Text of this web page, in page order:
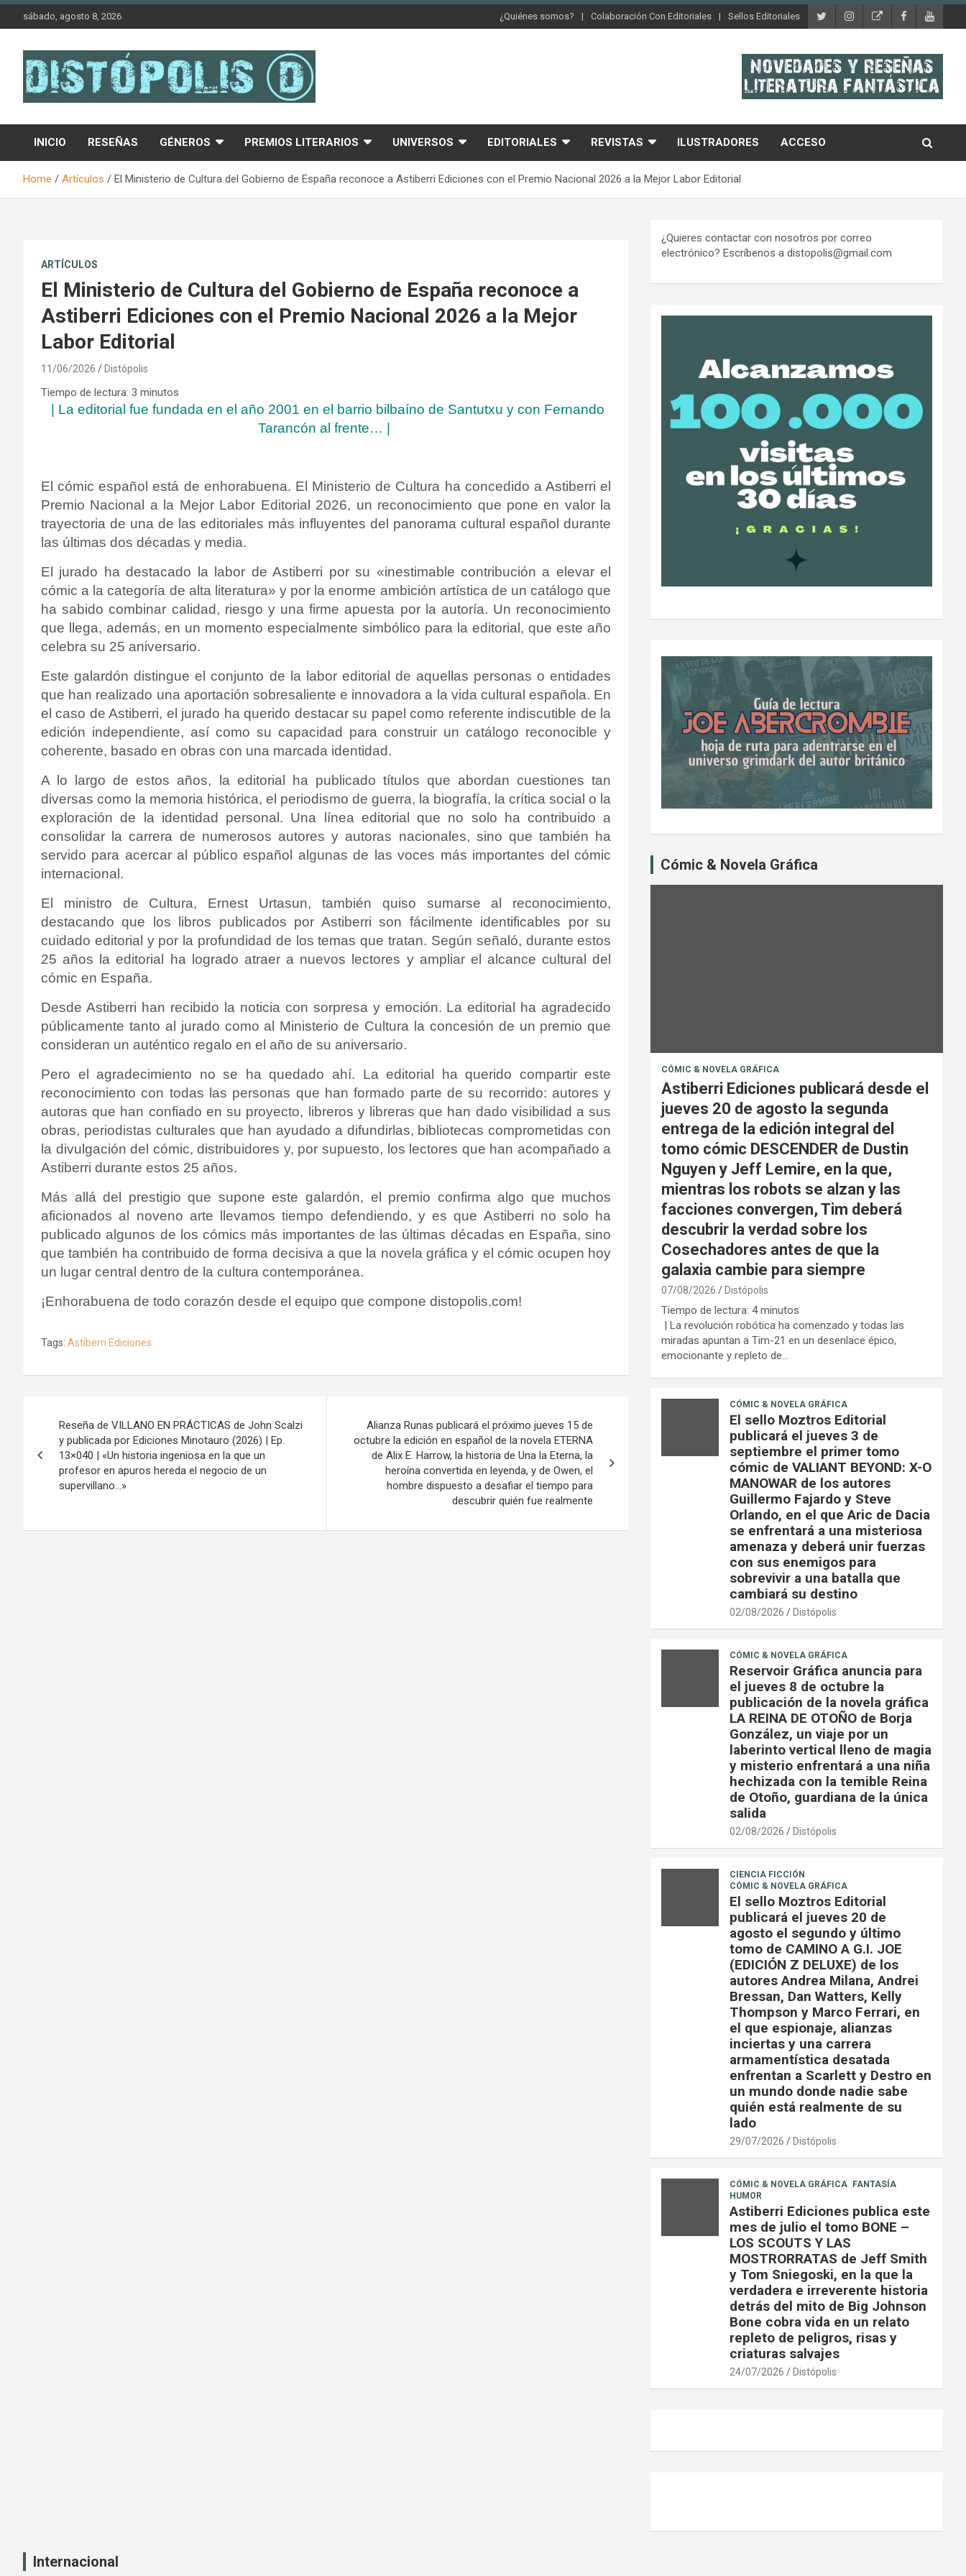
Skip
sábado, agosto 8, 2026 ¿Quiénes somos? Colaboración Con Editoriales Sellos Editoriales
Distópolis
INICIO RESEÑAS GÉNEROS PREMIOS LITERARIOS UNIVERSOS EDITORIALES REVISTAS ILUSTRADORES ACCESO
Home Artículos El Ministerio de Cultura del Gobierno de España reconoce a Astiberri Ediciones con el Premio Nacional 2026 a la Mejor Labor Editorial
ARTÍCULOS
El Ministerio de Cultura del Gobierno de España reconoce a
Astiberri Ediciones con el Premio Nacional 2026 a la Mejor
Labor Editorial
11/06/2026 Distópolis
Tiempo de lectura: 3 minutos
| La editorial fue fundada en el año 2001 en el barrio bilbaíno de Santutxu y con Fernando
Tarancón al frente…
El cómic español está de enhorabuena. El Ministerio de Cultura ha concedido a Astiberri el
Premio Nacional a la Mejor Labor Editorial 2026, un reconocimiento que pone en valor la
trayectoria de una de las editoriales más influyentes del panorama cultural español durante
las últimas dos décadas y media.
El jurado ha destacado la labor de Astiberri por su «inestimable contribución a elevar el
cómic a la categoría de alta literatura» y por la enorme ambición artística de un catálogo que
ha sabido combinar calidad, riesgo y una firme apuesta por la autoría. Un reconocimiento
que llega, además, en un momento especialmente simbólico para la editorial, que este año
celebra su 25 aniversario.
Este galardón distingue el conjunto de la labor editorial de aquellas personas o entidades
que han realizado una aportación sobresaliente e innovadora a la vida cultural española. En
el caso de Astiberri, el jurado ha querido destacar su papel como referente indiscutible de la
edición independiente, así como su capacidad para construir un catálogo reconocible y
coherente, basado en obras con una marcada identidad.
A lo largo de estos años, la editorial ha publicado títulos que abordan cuestiones tan
diversas como la memoria histórica, el periodismo de guerra, la biografía, la crítica social o la
exploración de la identidad personal. Una línea editorial que no solo ha contribuido a
consolidar la carrera de numerosos autores y autoras nacionales, sino que también ha
servido para acercar al público español algunas de las voces más importantes del cómic
internacional.
El ministro de Cultura, Ernest Urtasun, también quiso sumarse al reconocimiento,
destacando que los libros publicados por Astiberri son fácilmente identificables por su
cuidado editorial y por la profundidad de los temas que tratan. Según señaló, durante estos
25 años la editorial ha logrado atraer a nuevos lectores y ampliar el alcance cultural del
cómic en España.
Desde Astiberri han recibido la noticia con sorpresa y emoción. La editorial ha agradecido
públicamente tanto al jurado como al Ministerio de Cultura la concesión de un premio que
consideran un auténtico regalo en el año de su aniversario.
Pero el agradecimiento no se ha quedado ahí. La editorial ha querido compartir este
reconocimiento con todas las personas que han formado parte de su recorrido: autores y
autoras que han confiado en su proyecto, libreros y libreras que han dado visibilidad a sus
obras, periodistas culturales que han ayudado a difundirlas, bibliotecas comprometidas con
la divulgación del cómic, distribuidores y, por supuesto, los lectores que han acompañado a
Astiberri durante estos 25 años.
Más allá del prestigio que supone este galardón, el premio confirma algo que muchos
aficionados al noveno arte llevamos tiempo defendiendo, y es que Astiberri no solo ha
publicado algunos de los cómics más importantes de las últimas décadas en España, sino
que también ha contribuido de forma decisiva a que la novela gráfica y el cómic ocupen hoy
un lugar central dentro de la cultura contemporánea.
¡Enhorabuena de todo corazón desde el equipo que compone distopolis.com!
Tags: Astiberri Ediciones
entradas
Reseña de VILLANO EN PRÁCTICAS de John Scalzi
y publicada por Ediciones Minotauro (2026) | Ep.
13×040 | «Un historia ingeniosa en la que un
profesor en apuros hereda el negocio de un
supervillano…»
Alianza Runas publicará el próximo jueves 15 de
octubre la edición en español de la novela ETERNA
de Alix E. Harrow, la historia de Una la Eterna, la
heroína convertida en leyenda, y de Owen, el
hombre dispuesto a desafiar el tiempo para
descubrir quién fue realmente
¿Quieres contactar con nosotros por correo
electrónico? Escríbenos a distopolis@gmail.com
Cómic & Novela Gráfica
CÓMIC & NOVELA GRÁFICA
Astiberri Ediciones publicará desde el
jueves 20 de agosto la segunda
entrega de la edición integral del
tomo cómic DESCENDER de Dustin
Nguyen y Jeff Lemire, en la que,
mientras los robots se alzan y las
facciones convergen, Tim deberá
descubrir la verdad sobre los
Cosechadores antes de que la
galaxia cambie para siempre
07/08/2026 Distópolis
Tiempo de lectura: 4 minutos
| La revolución robótica ha comenzado y todas las
miradas apuntan a Tim-21 en un desenlace épico,
emocionante y repleto de…
CÓMIC & NOVELA GRÁFICA
El sello Moztros Editorial
publicará el jueves 3 de
septiembre el primer tomo
cómic de VALIANT BEYOND: X-O
MANOWAR de los autores
Guillermo Fajardo y Steve
Orlando, en el que Aric de Dacia
se enfrentará a una misteriosa
amenaza y deberá unir fuerzas
con sus enemigos para
sobrevivir a una batalla que
cambiará su destino
02/08/2026 Distópolis
CÓMIC & NOVELA GRÁFICA
Reservoir Gráfica anuncia para
el jueves 8 de octubre la
publicación de la novela gráfica
LA REINA DE OTOÑO de Borja
González, un viaje por un
laberinto vertical lleno de magia
y misterio enfrentará a una niña
hechizada con la temible Reina
de Otoño, guardiana de la única
salida
02/08/2026 Distópolis
CIENCIA FICCIÓN
CÓMIC & NOVELA GRÁFICA
El sello Moztros Editorial
publicará el jueves 20 de
agosto el segundo y último
tomo de CAMINO A G.I. JOE
(EDICIÓN Z DELUXE) de los
autores Andrea Milana, Andrei
Bressan, Dan Watters, Kelly
Thompson y Marco Ferrari, en
el que espionaje, alianzas
inciertas y una carrera
armamentística desatada
enfrentan a Scarlett y Destro en
un mundo donde nadie sabe
quién está realmente de su
lado
29/07/2026 Distópolis
CÓMIC & NOVELA GRÁFICA
FANTASÍA
HUMOR
Astiberri Ediciones publica este
mes de julio el tomo BONE –
LOS SCOUTS Y LAS
MOSTRORRATAS de Jeff Smith
y Tom Sniegoski, en la que la
verdadera e irreverente historia
detrás del mito de Big Johnson
Bone cobra vida en un relato
repleto de peligros, risas y
criaturas salvajes
24/07/2026 Distópolis
Internacional